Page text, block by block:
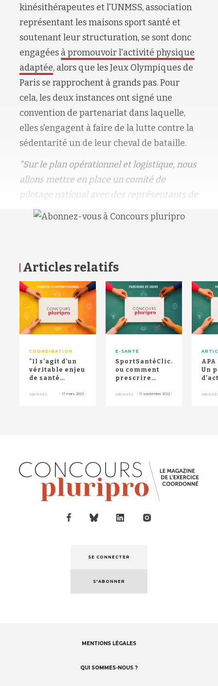
kinésithérapeutes et l'UNMSS, association
représentant les maisons sport santé et
soutenant leur structuration, se sont donc
engagées à promouvoir l'activité physique
adaptée, alors que les Jeux Olympiques de
Paris se rapprochent à grands pas. Pour
cela, les deux instances ont signé une
convention de partenariat dans laquelle,
elles s'engagent à faire de la lutte contre la
sédentarité un de leur cheval de bataille.
"Sur le plan opérationnel et logistique, nous
allons mettre en place un comité de
pilotage national avec des représentants de
Articles relatifs
COORDINATION
"Il s’agit d’un
véritable enjeu
de santé
Orléans
ABONNÉS - 17 mars 2023 -
E-SANTÉ
SportSantéClic...
ou comment
prescrire
l'activité
ABONNÉS - 11 septembre 2022 -
Un
RETOUR HAUT DE PAGE
SE CONNECTER
S'ABONNER
MENTIONS LÉGALES
QUI SOMMES-NOUS ?